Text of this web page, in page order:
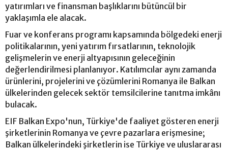
yatırımları ve finansman başlıklarını bütüncül bir
yaklaşımla ele alacak.
Fuar ve konferans programı kapsamında bölgedeki enerji
politikalarının, yeni yatırım fırsatlarının, teknolojik
gelişmelerin ve enerji altyapısının geleceğinin
değerlendirilmesi planlanıyor. Katılımcılar aynı zamanda
ürünlerini, projelerini ve çözümlerini Romanya ile Balkan
ülkelerinden gelecek sektör temsilcilerine tanıtma imkânı
bulacak.
EIF Balkan Expo'nun, Türkiye'de faaliyet gösteren enerji
şirketlerinin Romanya ve çevre pazarlara erişmesine;
Balkan ülkelerindeki şirketlerin ise Türkiye ve uluslararası